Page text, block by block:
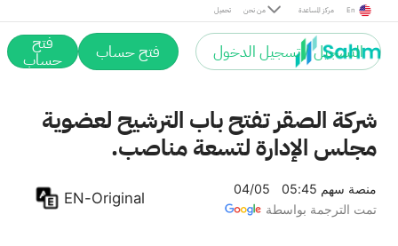
تحميل من نحن مركز المساعدة En
التسجيل / تسجيل الدخول فتح حساب فتح
حساب
شركة الصقر تفتح باب الترشيح لعضوية
مجلس الإدارة لتسعة مناصب.
منصة سهم 05:45 04/05
تمت الترجمة بواسطة
EN-Original